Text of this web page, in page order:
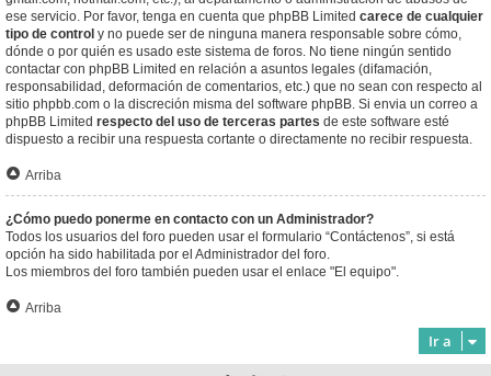
ese servicio. Por favor, tenga en cuenta que phpBB Limited carece de cualquier
tipo de control y no puede ser de ninguna manera responsable sobre cómo,
dónde o por quién es usado este sistema de foros. No tiene ningún sentido
contactar con phpBB Limited en relación a asuntos legales (difamación,
responsabilidad, deformación de comentarios, etc.) que no sean con respecto al
sitio phpbb.com o la discreción misma del software phpBB. Si envia un correo a
phpBB Limited respecto del uso de terceras partes de este software esté
dispuesto a recibir una respuesta cortante o directamente no recibir respuesta.
Arriba
¿Cómo puedo ponerme en contacto con un Administrador?
Todos los usuarios del foro pueden usar el formulario “Contáctenos”, si está
opción ha sido habilitada por el Administrador del foro.
Los miembros del foro también pueden usar el enlace "El equipo".
Arriba
Ir a